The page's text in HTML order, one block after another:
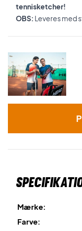
tennisketcher!
OBS: Leveres med
Mærke:
Farve: